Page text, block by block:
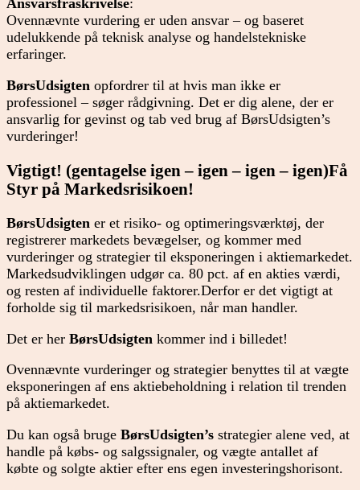
Ansvarsfraskrivelse:
Ovennævnte vurdering er uden ansvar – og baseret
udelukkende på teknisk analyse og handelstekniske
erfaringer.
BørsUdsigten opfordrer til at hvis man ikke er
professionel – søger rådgivning. Det er dig alene, der er
ansvarlig for gevinst og tab ved brug af BørsUdsigten’s
vurderinger!
Vigtigt! (gentagelse igen – igen – igen – igen)Få
Styr på Markedsrisikoen!
BørsUdsigten er et risiko- og optimeringsværktøj, der
registrerer markedets bevægelser, og kommer med
vurderinger og strategier til eksponeringen i aktiemarkedet.
Markedsudviklingen udgør ca. 80 pct. af en akties værdi,
og resten af individuelle faktorer.Derfor er det vigtigt at
forholde sig til markedsrisikoen, når man handler.
Det er her BørsUdsigten kommer ind i billedet!
Ovennævnte vurderinger og strategier benyttes til at vægte
eksponeringen af ens aktiebeholdning i relation til trenden
på aktiemarkedet.
Du kan også bruge BørsUdsigten’s strategier alene ved, at
handle på købs- og salgssignaler, og vægte antallet af
købte og solgte aktier efter ens egen investeringshorisont.